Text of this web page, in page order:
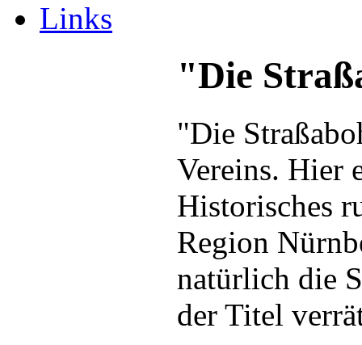
Links
"Die
"Die
Vereins. Hier
Historisches
Region
natürlich die
der Titel